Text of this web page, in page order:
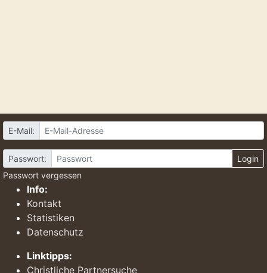
E-Mail:
Passwort:
Login
Passwort vergessen
Info:
Kontakt
Statistiken
Datenschutz
Linktipps:
Christliche Partnersuche